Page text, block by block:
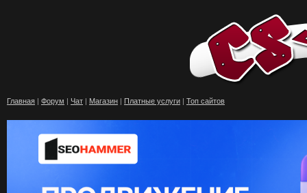
Главная | Форум | Чат | Магазин | Платные услуги | Топ сайтов